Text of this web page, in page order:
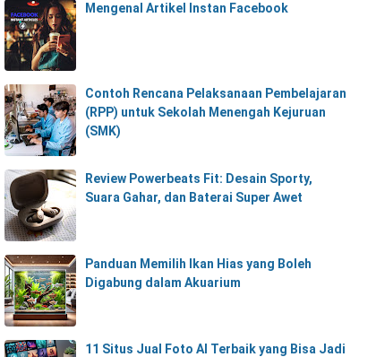
Mengenal Artikel Instan Facebook
Contoh Rencana Pelaksanaan Pembelajaran
(RPP) untuk Sekolah Menengah Kejuruan
(SMK)
Review Powerbeats Fit: Desain Sporty,
Suara Gahar, dan Baterai Super Awet
Panduan Memilih Ikan Hias yang Boleh
Digabung dalam Akuarium
11 Situs Jual Foto AI Terbaik yang Bisa Jadi